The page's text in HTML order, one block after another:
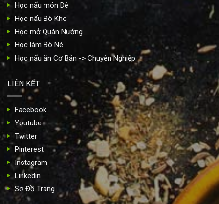
Học nấu món Dê
Học nấu Bò Kho
Học mở Quán Nướng
Học làm Bò Né
Học nấu ăn Cơ Bản -> Chuyên Nghiệp
LIÊN KẾT
Facebook
Youtube
Twitter
Pinterest
Instagram
Linkedin
Sơ Đồ Trang